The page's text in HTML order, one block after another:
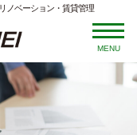
ノベーション・賃貸管理
MENU